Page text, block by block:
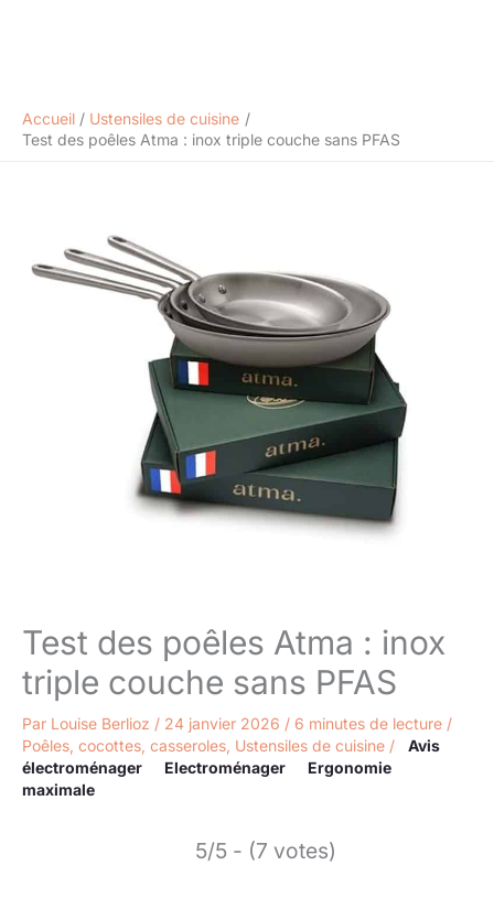
Accueil
Ustensiles de cuisine
Test des poêles Atma : inox triple couche sans PFAS
Test des poêles Atma : inox
triple couche sans PFAS
Par Louise Berlioz / 24 janvier 2026 / 6 minutes de lecture /
Poêles, cocottes, casseroles Ustensiles de cuisine /
Avis
électroménager
Electroménager
Ergonomie
maximale
5/5 - (7 votes)